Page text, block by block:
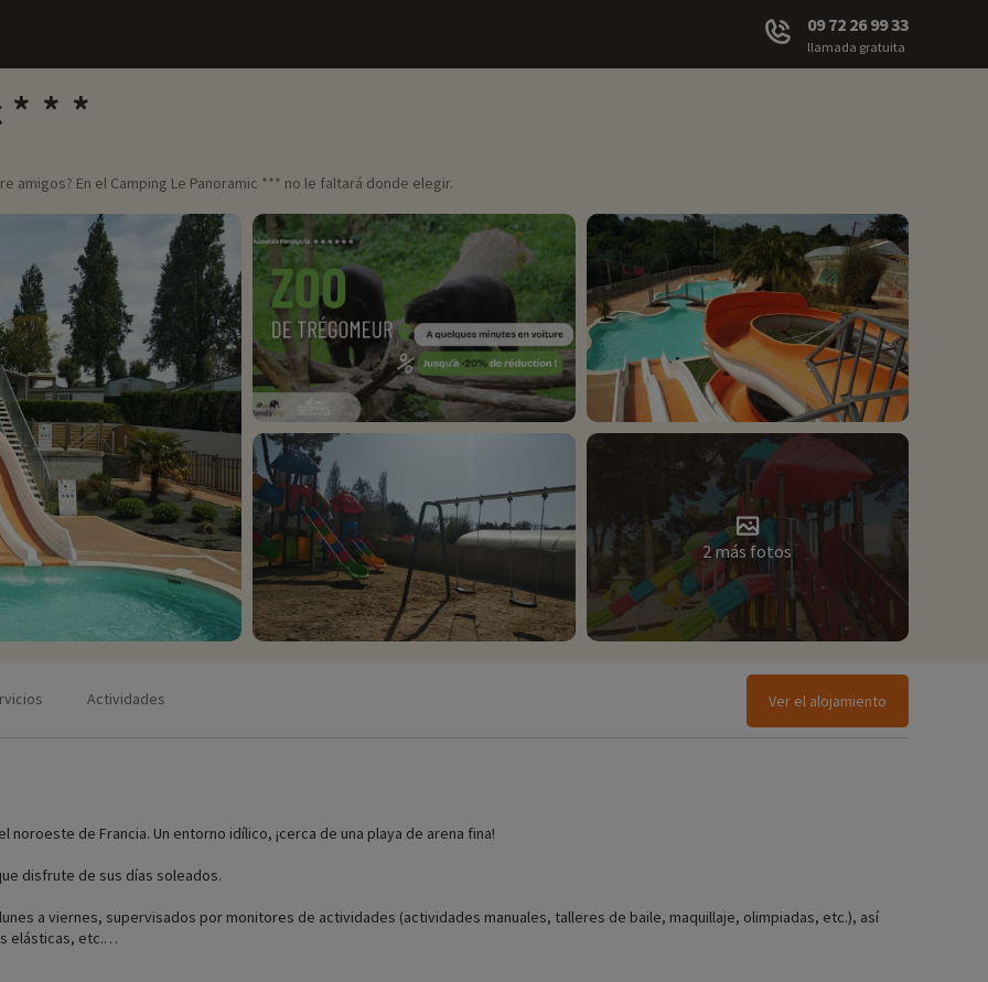
09 72 26 99 33
llamada gratuita
amigos? En el Camping Le Panoramic *** no le faltará donde elegir.
2 más fotos
Actividades Ver el alojamiento
de Francia. Un entorno idílico, ¡cerca de una playa de arena fina!
disfrute de sus días soleados.
a viernes, supervisados por monitores de actividades (actividades manuales, talleres de baile, maquillaje, olimpiadas, etc.), así
elásticas, etc.